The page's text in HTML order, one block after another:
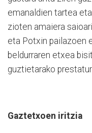
emanaldien tartea
zioten amaiera
eta Potxin pailazoen
beldurraren etxea
guztietarako
Gaztetxoen iritzia